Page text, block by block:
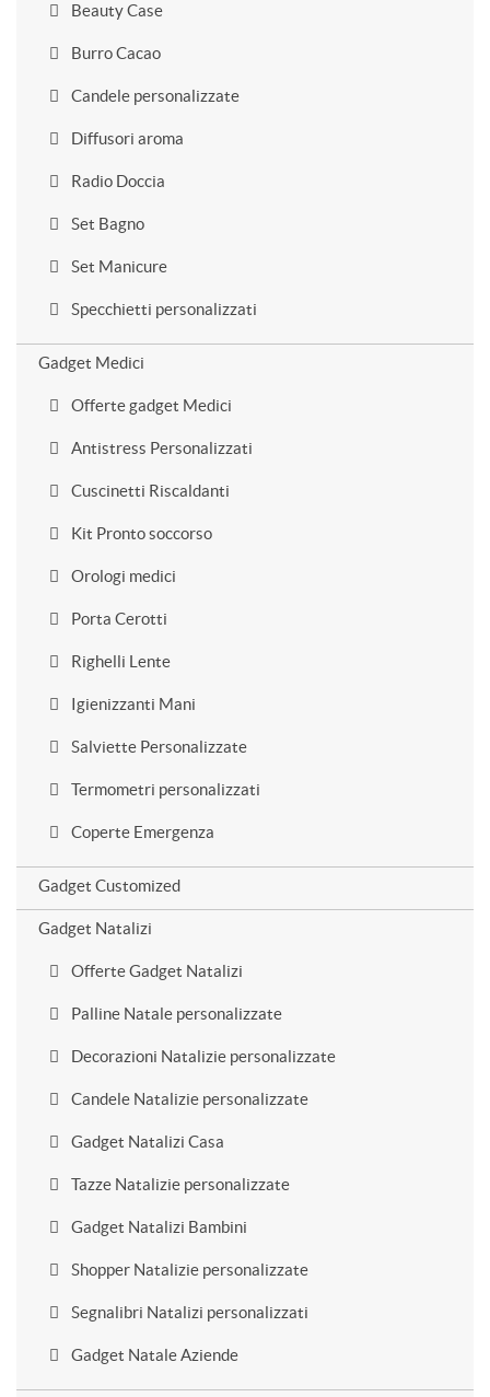
Beauty Case
Burro Cacao
Candele personalizzate
Diffusori aroma
Radio Doccia
Set Bagno
Set Manicure
Specchietti personalizzati
Gadget Medici
Offerte gadget Medici
Antistress Personalizzati
Cuscinetti Riscaldanti
Kit Pronto soccorso
Orologi medici
Porta Cerotti
Righelli Lente
Igienizzanti Mani
Salviette Personalizzate
Termometri personalizzati
Coperte Emergenza
Gadget Customized
Gadget Natalizi
Offerte Gadget Natalizi
Palline Natale personalizzate
Decorazioni Natalizie personalizzate
Candele Natalizie personalizzate
Gadget Natalizi Casa
Tazze Natalizie personalizzate
Gadget Natalizi Bambini
Shopper Natalizie personalizzate
Segnalibri Natalizi personalizzati
Gadget Natale Aziende